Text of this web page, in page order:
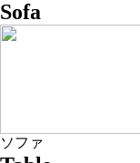
Sofa
ソファ